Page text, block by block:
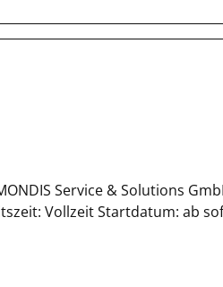
Service & Solutions
Vollzeit Startdatum: ab